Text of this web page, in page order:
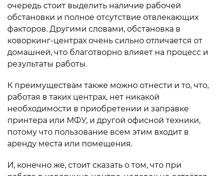
очередь стоит выделить наличие рабочей
обстановки и полное отсутствие отвлекающих
факторов. Другими словами, обстановка в
коворкинг-центрах очень сильно отличается от
домашней, что благотворно влияет на процесс и
результаты работы.
К преимуществам также можно отнести и то, что,
работая в таких центрах, нет никакой
необходимости в приобретении и заправке
принтера или МФУ, и другой офисной техники,
потому что пользование всем этим входит в
аренду места или помещения.
И, конечно же, стоит сказать о том, что при